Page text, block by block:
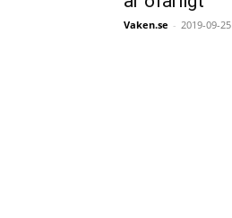
Vaken.se - 2019-09-25